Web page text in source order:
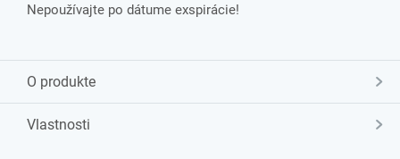
Nepoužívajte po dátume exspirácie!
O produkte
Vlastnosti